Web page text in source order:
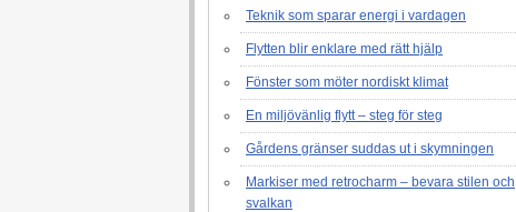
Teknik som sparar energi i vardagen
Flytten blir enklare med rätt hjälp
Fönster som möter nordiskt klimat
En miljövänlig flytt – steg för steg
Gårdens gränser suddas ut i skymningen
Markiser med retrocharm – bevara stilen och
svalkan